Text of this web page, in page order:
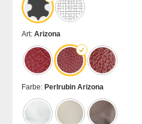
Art: Arizona
Farbe: Perlrubin Arizona